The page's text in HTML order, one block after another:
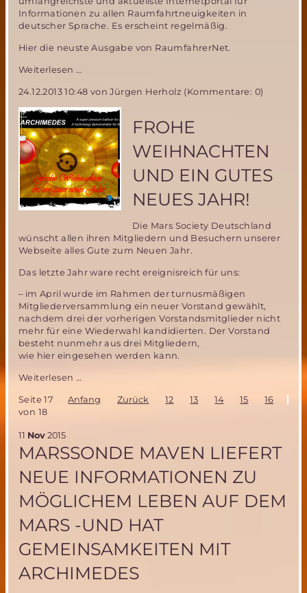
Informationen zu allen Raumfahrtneuigkeiten in
deutscher Sprache. Es erscheint regelmäßig.
Hier die neuste Ausgabe von RaumfahrerNet.
Weiterlesen …
Informationen
zur
Raumfahrt
in
deutscher
Sprache
24.12.2013 10:48 von Jürgen Herholz (Kommentare: 0)
FROHE
WEIHNACHTEN
UND EIN GUTES
NEUES JAHR!
Die Mars Society Deutschland
wünscht allen ihren Mitgliedern und Besuchern unserer
Webseite alles Gute zum Neuen Jahr.
Das letzte Jahr ware recht ereignisreich für uns:
– im April wurde im Rahmen der turnusmäßigen
Mitgliederversammlung ein neuer Vorstand gewählt,
nachdem drei der vorherigen Vorstandsmitglieder nicht
mehr für eine Wiederwahl kandidierten. Der Vorstand
besteht nunmehr aus drei Mitgliedern,
wie hier eingesehen werden kann.
Weiterlesen …
und
Jahr!
Seite 17
von 18
Anfang Zurück 12 13 14 15 16
11 Nov 2015
MARSSONDE MAVEN LIEFERT
NEUE INFORMATIONEN ZU
MÖGLICHEM LEBEN AUF DEM
MARS -UND HAT
GEMEINSAMKEITEN MIT
ARCHIMEDES